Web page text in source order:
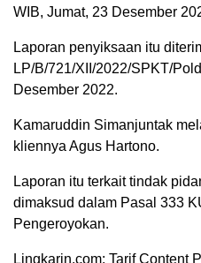
WIB, Jumat, 23 Desember
Laporan penyiksaan itu
LP/B/721/XII/2022/SPKT/
Desember 2022.
Kamaruddin Simanjuntak
kliennya Agus Hartono.
Laporan itu terkait tindak
dimaksud dalam Pasal 333
Pengeroyokan.
Lingkarin.com: Tarif Content